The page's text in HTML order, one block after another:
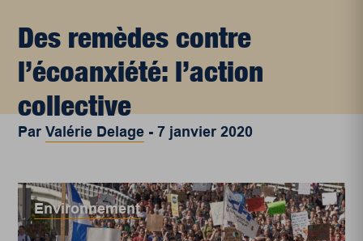
Des remèdes contre
l’écoanxiété: l’action
collective
ParValérie Delage -7 janvier 2020
Environnement